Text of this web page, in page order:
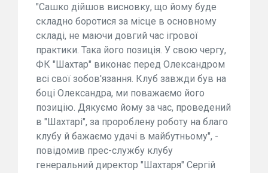
"Сашко дійшов висновку, що йому буде
складно боротися за місце в основному
складі, не маючи довгий час ігрової
практики. Така його позиція. У свою чергу,
ФК "Шахтар" виконає перед Олександром
всі свої зобов'язання. Клуб завжди був на
боці Олександра, ми поважаємо його
позицію. Дякуємо йому за час, проведений
в "Шахтарі", за пророблену роботу на благо
клубу й бажаємо удачі в майбутньому", -
повідомив прес-службу клубу
генеральний директор "Шахтаря" Сергій